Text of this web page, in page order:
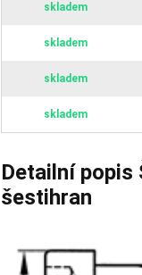
skladem
skladem
skladem
skladem
Detailní popis
šestihran